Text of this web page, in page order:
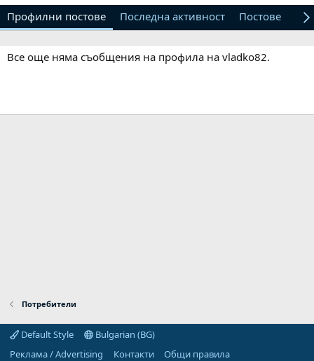
Профилни постове Последна активност Постове
Все още няма съобщения на профила на vladko82.
Потребители
Default Style
Bulgarian (BG)
Реклама / Advertising
Контакти
Общи правила